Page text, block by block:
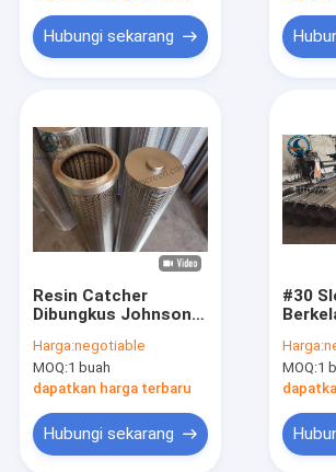
Hubungi sekarang
Resin Catcher
Dibungkus Johnson
Stainless Steel 316l
Untuk Filter Resin
Harga:negotiable
MOQ:1 buah
dapatkan harga terbaru
Hubungi sekarang
#30
Harga:
MOQ:1